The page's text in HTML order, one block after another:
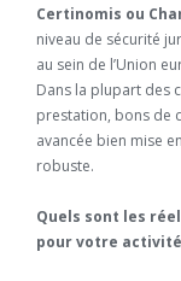
Certinomis ou
niveau de sécurité
au sein de l’Union
Dans la plupart des
prestation, bons de
avancée bien mise
robuste.
Quels sont les
pour votre